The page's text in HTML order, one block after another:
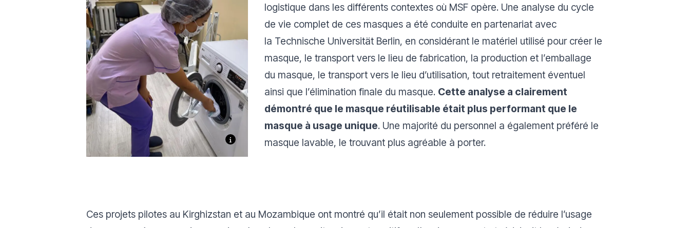
logistique dans les différents contextes où MSF opère. Une analyse du cycle
de vie complet de ces masques a été conduite en partenariat avec
la Technische Universität Berlin, en considérant le matériel utilisé pour créer le
masque, le transport vers le lieu de fabrication, la production et l’emballage
du masque, le transport vers le lieu d’utilisation, tout retraitement éventuel
ainsi que l’élimination finale du masque. Cette analyse a clairement
démontré que le masque réutilisable était plus performant que le
masque à usage unique. Une majorité du personnel a également préféré le
masque lavable, le trouvant plus agréable à porter.
Ces projets pilotes au Kirghizstan et au Mozambique ont montré qu’il était non seulement possible de réduire l’usage